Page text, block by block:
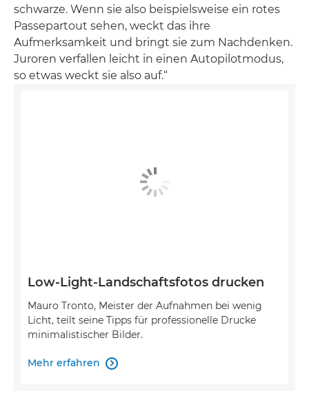
schwarze. Wenn sie also beispielsweise ein rotes
Passepartout sehen, weckt das ihre
Aufmerksamkeit und bringt sie zum Nachdenken.
Juroren verfallen leicht in einen Autopilotmodus,
so etwas weckt sie also auf.“
Low-Light-Landschaftsfotos drucken
Mauro Tronto, Meister der Aufnahmen bei wenig
Licht, teilt seine Tipps für professionelle Drucke
minimalistischer Bilder.
Mehr erfahren 